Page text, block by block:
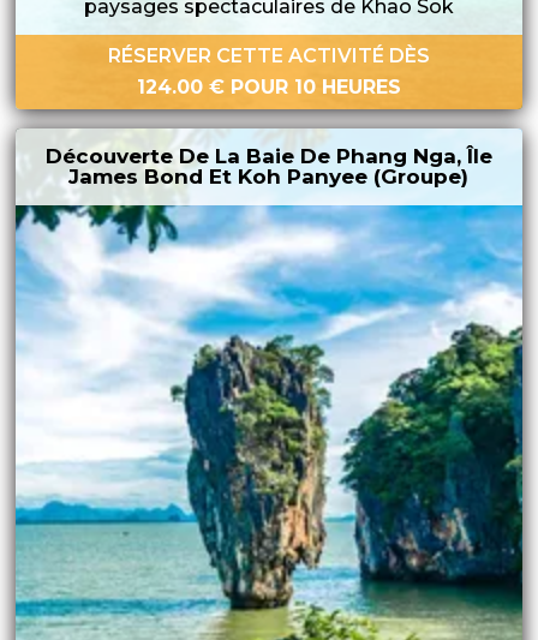
paysages spectaculaires de Khao Sok
RÉSERVER CETTE ACTIVITÉ DÈS
124.00 €POUR 10 HEURES
Découverte De La Baie De Phang Nga, Île
James Bond Et Koh Panyee (groupe)